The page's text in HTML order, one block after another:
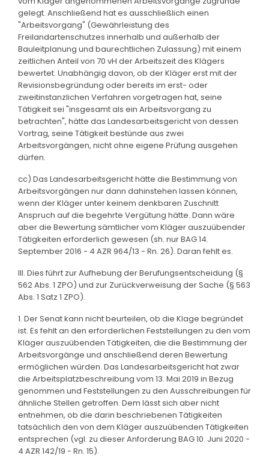
gelegt. Anschließend hat es ausschließlich einen
"Arbeitsvorgang" (Gewährleistung des
Freilandartenschutzes innerhalb und außerhalb der
Bauleitplanung und baurechtlichen Zulassung) mit einem
zeitlichen Anteil von 70 vH der Arbeitszeit des Klägers
bewertet. Unabhängig davon, ob der Kläger erst mit der
Revisionsbegründung oder bereits im erst- oder
zweitinstanzlichen Verfahren vorgetragen hat, seine
Tätigkeit sei "insgesamt als ein Arbeitsvorgang zu
betrachten", hätte das Landesarbeitsgericht von dessen
Vortrag, seine Tätigkeit bestünde aus zwei
Arbeitsvorgängen, nicht ohne eigene Prüfung ausgehen
dürfen.
cc) Das Landesarbeitsgericht hätte die Bestimmung von
Arbeitsvorgängen nur dann dahinstehen lassen können,
wenn der Kläger unter keinem denkbaren Zuschnitt
Anspruch auf die begehrte Vergütung hätte. Dann wäre
aber die Bewertung sämtlicher vom Kläger auszuübender
Tätigkeiten erforderlich gewesen (sh. nur BAG 14.
September 2016 - 4 AZR 964/13 - Rn. 26). Daran fehlt es.
III. Dies führt zur Aufhebung der Berufungsentscheidung (§
562 Abs. 1 ZPO) und zur Zurückverweisung der Sache (§ 563
Abs. 1 Satz 1 ZPO).
1. Der Senat kann nicht beurteilen, ob die Klage begründet
ist. Es fehlt an den erforderlichen Feststellungen zu den vom
Kläger auszuübenden Tätigkeiten, die die Bestimmung der
Arbeitsvorgänge und anschließend deren Bewertung
ermöglichen würden. Das Landesarbeitsgericht hat zwar
die Arbeitsplatzbeschreibung vom 13. Mai 2019 in Bezug
genommen und Feststellungen zu den Ausschreibungen für
ähnliche Stellen getroffen. Dem lässt sich aber nicht
entnehmen, ob die darin beschriebenen Tätigkeiten
tatsächlich den von dem Kläger auszuübenden Tätigkeiten
entsprechen (vgl. zu dieser Anforderung BAG 10. Juni 2020 -
4 AZR 142/19 - Rn. 15).